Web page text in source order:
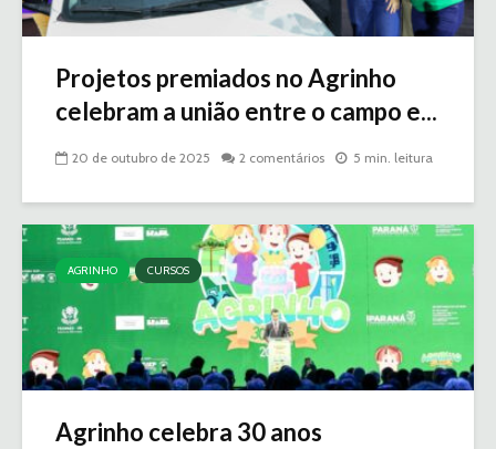
Projetos premiados no Agrinho
celebram a união entre o campo e...
20 de outubro de 2025 2 comentários 5 min. leitura
AGRINHO CURSOS
Agrinho celebra 30 anos